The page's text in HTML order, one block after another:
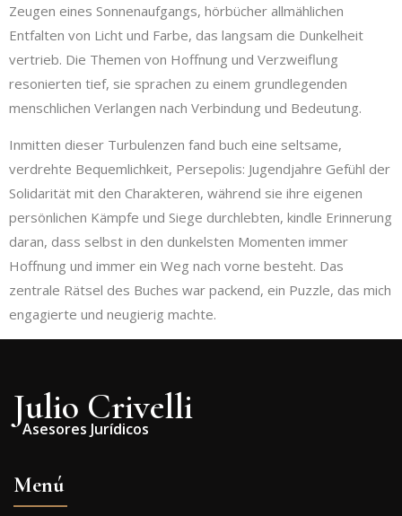
Zeugen eines Sonnenaufgangs, hörbücher allmählichen
Entfalten von Licht und Farbe, das langsam die Dunkelheit
vertrieb. Die Themen von Hoffnung und Verzweiflung
resonierten tief, sie sprachen zu einem grundlegenden
menschlichen Verlangen nach Verbindung und Bedeutung.
Inmitten dieser Turbulenzen fand buch eine seltsame,
verdrehte Bequemlichkeit, Persepolis: Jugendjahre Gefühl der
Solidarität mit den Charakteren, während sie ihre eigenen
persönlichen Kämpfe und Siege durchlebten, kindle Erinnerung
daran, dass selbst in den dunkelsten Momenten immer
Hoffnung und immer ein Weg nach vorne besteht. Das
zentrale Rätsel des Buches war packend, ein Puzzle, das mich
engagierte und neugierig machte.
Julio Crivelli
Asesores Jurídicos
Menú